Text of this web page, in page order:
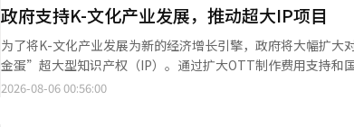
专注于将原著中的感动以视觉形式传达，着重于通过角色的表情、动作和行为来
引擎制作的全3D动画。联合制作公司Studio Ion基于在《装甲
作品中的空间和角色。咕咕咕工作室则负责角色的情感设计和细腻表现。 通过此次多伦多国际电影
的夜晚》展示了韩国儿童文学向全3D动画的扩展过程，以及国内动画制
的The Contents On将随后公布电影节放映时间和国内上映日
遇的故事，该敌人让他重新记起自己的身份。影片展现了因
心爱的人而与新威胁作斗争的过程。 该片由德斯廷·克里顿执导，汤姆·霍兰德、赞达亚·科尔曼、赛迪·辛克、雅
各布·巴特朗、乔恩·伯恩塔尔、特拉梅尔·蒂尔曼、迈克尔·曼多和马
天》目前正在全国各大影院上映。※ 本报道经人工智能（AI）
政府支持K-文化产业发展，推动超大IP项目
为了将K-文化产业发展为新的经济增长引擎，政府将大幅扩
金蛋”超大型知识产权（IP）。通过扩大OTT制作费用支持和
场的大作游戏的活跃发展。政府还将加快推进应对K-POP演出
2026-08-06 00:56:00